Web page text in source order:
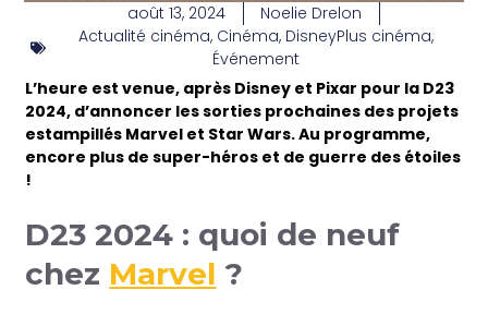
août 13, 2024
Noelie Drelon
Actualité cinéma, Cinéma, DisneyPlus cinéma,
Événement
L’heure est venue, après Disney et Pixar pour la D23
2024, d’annoncer les sorties prochaines des projets
estampillés Marvel et Star Wars. Au programme,
encore plus de super-héros et de guerre des étoiles
!
D23 2024 : quoi de neuf
chez Marvel ?